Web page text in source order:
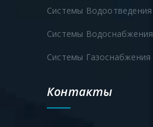
Системы Водоотведения
Системы Водоснабжения
Системы Газоснабжения
Контакты